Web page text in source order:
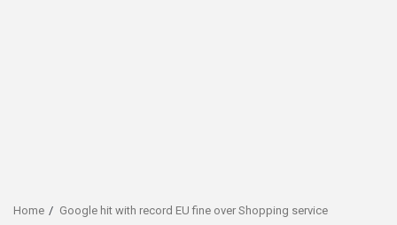
Home Google hit with record EU fine over Shopping service